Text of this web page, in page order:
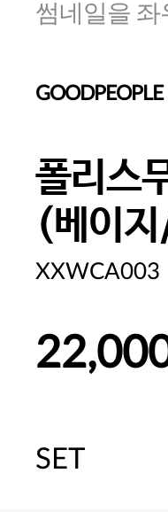
썸네일을 좌
GOODPEOPLE
폴리스
(베이
XXWCA003
주말특가
SET